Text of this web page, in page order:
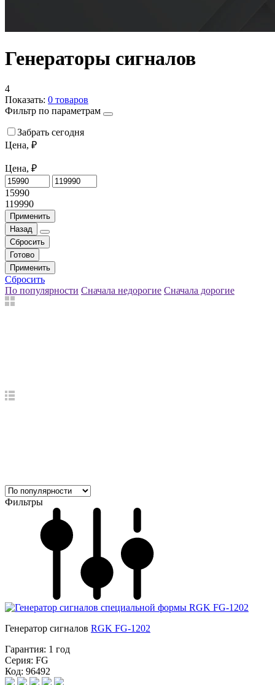
Генераторы сигналов
4
Показать: 0 товаров
Фильтр по параметрам
Забрать сегодня
Цена, ₽
Цена, ₽
15990
119990
Применить
Назад
Сбросить
Готово
Применить
Сбросить
По популярности Сначала недорогие Сначала дорогие
Фильтры
Генератор сигналов RGK FG-1202
Гарантия: 1 год
Серия: FG
Код: 96492